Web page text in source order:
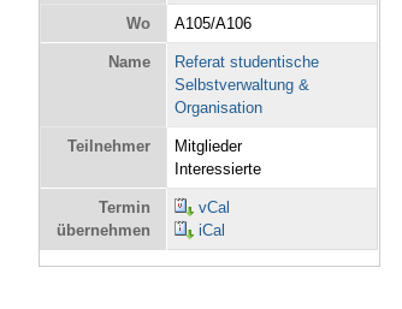
Wo A105/A106
Name
Referat studentische
Selbstverwaltung &
Organisation
Teilnehmer
Mitglieder
Interessierte
Termin
übernehmen
vCal
iCal